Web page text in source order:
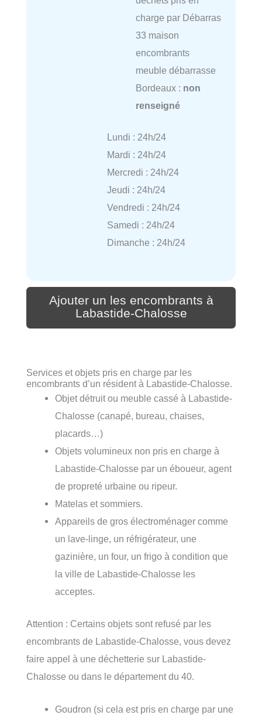
charge par Débarras
33 maison
encombrants
meuble débarrasse
Bordeaux : non
renseigné
Lundi : 24h/24
Mardi : 24h/24
Mercredi : 24h/24
Jeudi : 24h/24
Vendredi : 24h/24
Samedi : 24h/24
Dimanche : 24h/24
Ajouter un les encombrants à
Labastide-Chalosse
Services et objets pris en charge par les
encombrants d’un résident à Labastide-Chalosse.
Objet détruit ou meuble cassé à Labastide-
Chalosse (canapé, bureau, chaises,
placards…)
Objets volumineux non pris en charge à
Labastide-Chalosse par un éboueur, agent
de propreté urbaine ou ripeur.
Matelas et sommiers.
Appareils de gros électroménager comme
un lave-linge, un réfrigérateur, une
gazinière, un four, un frigo à condition que
la ville de Labastide-Chalosse les
acceptes.
Attention : Certains objets sont refusé par les
encombrants de Labastide-Chalosse, vous devez
faire appel à une déchetterie sur Labastide-
Chalosse ou dans le département du 40.
Goudron (si cela est pris en charge par une